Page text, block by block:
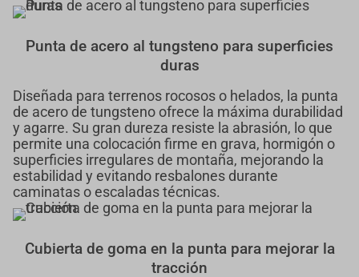
Punta de acero al tungsteno para superficies
duras
Diseñada para terrenos rocosos o helados, la punta
de acero de tungsteno ofrece la máxima durabilidad
y agarre. Su gran dureza resiste la abrasión, lo que
permite una colocación firme en grava, hormigón o
superficies irregulares de montaña, mejorando la
estabilidad y evitando resbalones durante
caminatas o escaladas técnicas.
Cubierta de goma en la punta para mejorar la
tracción